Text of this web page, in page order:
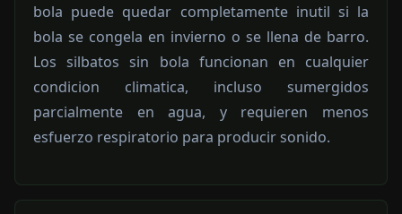
bola puede quedar completamente inutil si la
bola se congela en invierno o se llena de barro.
Los silbatos sin bola funcionan en cualquier
condicion climatica, incluso sumergidos
parcialmente en agua, y requieren menos
esfuerzo respiratorio para producir sonido.